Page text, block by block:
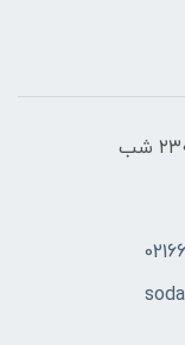
هفت روز هفته ، از ساعت ۰۹۰۰ صبح تا ۲۳00 شب